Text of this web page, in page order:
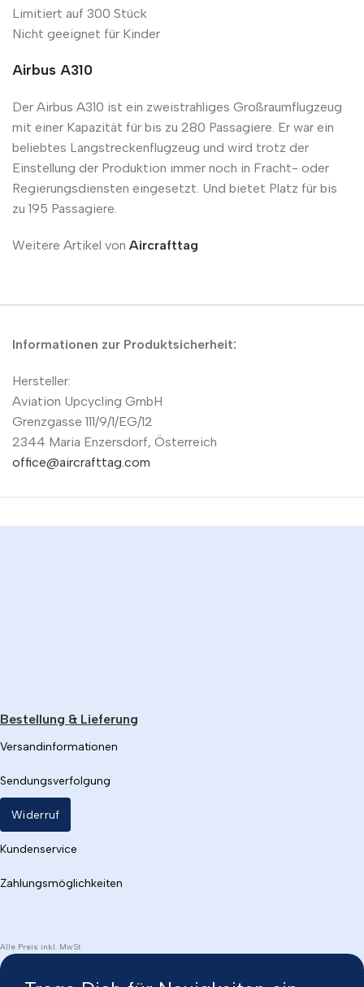
Limitiert auf 300 Stück
Nicht geeignet für Kinder
Airbus A310
Der Airbus A310 ist ein zweistrahliges Großraumflugzeug
mit einer Kapazität für bis zu 280 Passagiere. Er war ein
beliebtes Langstreckenflugzeug und wird trotz der
Einstellung der Produktion immer noch in Fracht- oder
Regierungsdiensten eingesetzt. Und bietet Platz für bis
zu 195 Passagiere.
Weitere Artikel von Aircrafttag
Informationen zur Produktsicherheit:
Hersteller:
Aviation Upcycling GmbH
Grenzgasse 111/9/1/EG/12
2344 Maria Enzersdorf, Österreich
office@aircrafttag.com
Bestellung & Lieferung
Versandinformationen
Sendungsverfolgung
Widerruf
Kundenservice
Zahlungsmöglichkeiten
Alle Preis inkl. MwSt